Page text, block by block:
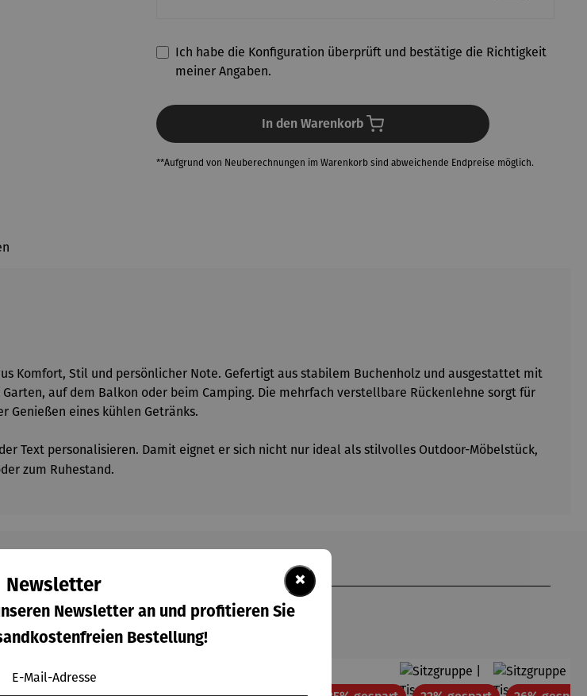
Ich habe die Konfiguration überprüft und bestätige die Richtigkeit
meiner Angaben.
In den Warenkorb
**Aufgrund von Neuberechnungen im Warenkorb sind abweichende Endpreise möglich.
Komfort, Stil und persönlicher Note. Gefertigt aus stabilem Buchenholz und ausgestattet mit
auf dem Balkon oder beim Camping. Die mehrfach verstellbare Rückenlehne sorgt für
Genießen eines kühlen Getränks.
Text personalisieren. Damit eignet er sich nicht nur ideal als stilvolles Outdoor-Möbelstück,
zum Ruhestand.
kauften auch
×
Newsletter
Newsletter an und profitieren Sie
Bestellung!
E-Mail-Adresse